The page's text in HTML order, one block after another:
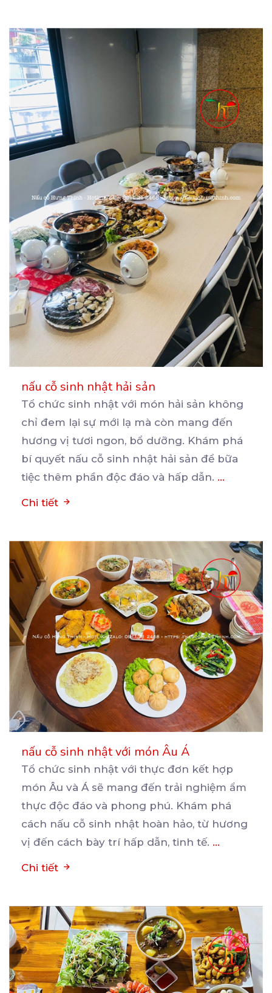
nấu cỗ sinh nhật hải sản
Tổ chức sinh nhật với món hải sản không
chỉ đem lại sự mới lạ mà còn mang đến
hương vị tươi ngon, bổ dưỡng. Khám phá
bí quyết nấu cỗ sinh nhật hải sản để bữa
tiệc thêm phần độc đáo và hấp dẫn. ...
Chi tiết
nấu cỗ sinh nhật với món Âu Á
Tổ chức sinh nhật với thực đơn kết hợp
món Âu và Á sẽ mang đến trải nghiệm ẩm
thực độc đáo và phong phú. Khám phá
cách nấu cỗ sinh nhật hoàn hảo, từ hương
vị đến cách bày trí hấp dẫn, tinh tế. ...
Chi tiết